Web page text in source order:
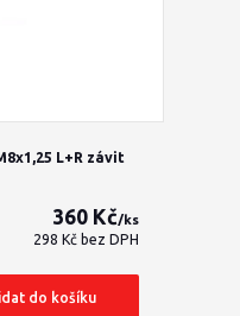
L+R závit
360 Kč/ks
298 Kč bez DPH
do košíku